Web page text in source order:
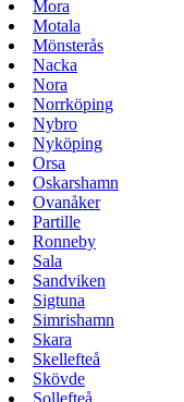
Mora
Motala
Mönsterås
Nacka
Nora
Norrköping
Nybro
Nyköping
Orsa
Oskarshamn
Ovanåker
Partille
Ronneby
Sala
Sandviken
Sigtuna
Simrishamn
Skara
Skellefteå
Skövde
Sollefteå